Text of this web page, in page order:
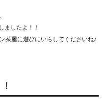
ましたよ！！
茶屋に遊びにいらしてくださいね♪